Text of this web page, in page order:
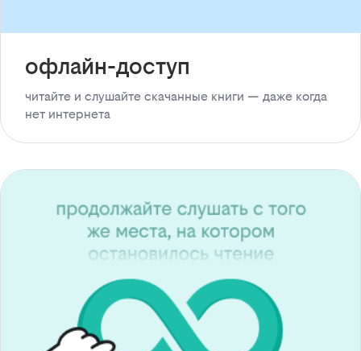
офлайн-доступ
читайте и слушайте скачанные книги — даже когда
нет интернета